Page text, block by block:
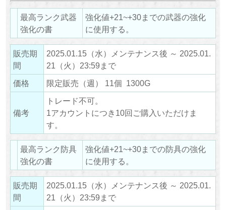
最高ランク武器
強化の書
強化値+21~+30までの武器の強化
に使用する。
販売期
間
2025.01.15（水）メンテナンス後 ～ 2025.01.
21（火）23:59まで
価格
限定販売（週） 11個 1300G
備考
トレード不可。
1アカウントにつき10回ご購入いただけま
す。
最高ランク防具
強化の書
強化値+21~+30までの防具の強化
に使用する。
販売期
間
2025.01.15（水）メンテナンス後 ～ 2025.01.
21（火）23:59まで